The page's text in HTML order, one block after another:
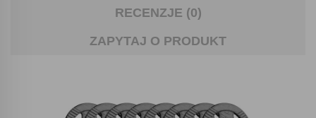
RECENZJE (0)
ZAPYTAJ O PRODUKT